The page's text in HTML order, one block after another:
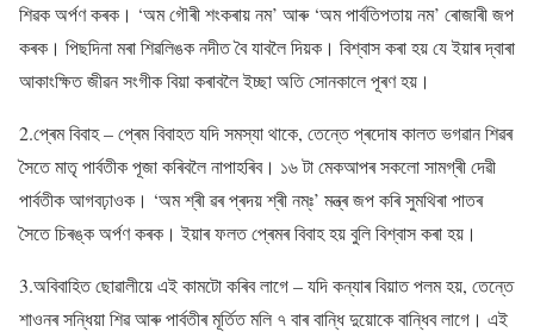
শিৱক অৰ্পণ কৰক। ‘অম গৌৰী শংকৰায় নম’ আৰু ‘অম পাৰ্বতিপতায় নম’ ৰোজাৰী জপ
কৰক। পিছদিনা মৰা শিৱলিঙক নদীত বৈ যাবলৈ দিয়ক। বিশ্বাস কৰা হয় যে ইয়াৰ দ্বাৰা
আকাংক্ষিত জীৱন সংগীক বিয়া কৰাবলৈ ইচ্ছা অতি সোনকালে পূৰণ হয়।
2.প্ৰেম বিবাহ – প্ৰেম বিবাহত যদি সমস্যা থাকে, তেন্তে প্ৰদোষ কালত ভগৱান শিৱৰ
সৈতে মাতৃ পাৰ্বতীক পূজা কৰিবলৈ নাপাহৰিব। ১৬ টা মেকআপৰ সকলো সামগ্ৰী দেৱী
পাৰ্বতীক আগবঢ়াওক। ‘অম শ্ৰী ৱৰ প্ৰদয় শ্ৰী নম্ঃ’ মন্ত্ৰ জপ কৰি সুমথিৰা পাতৰ
সৈতে চিৰঙ্ক অৰ্পণ কৰক। ইয়াৰ ফলত প্ৰেমৰ বিবাহ হয় বুলি বিশ্বাস কৰা হয়।
3.অবিবাহিত ছোৱালীয়ে এই কামটো কৰিব লাগে – যদি কন্যাৰ বিয়াত পলম হয়, তেন্তে
শাওনৰ সন্ধিয়া শিৱ আৰু পাৰ্বতীৰ মূৰ্তিত মলি ৭ বাৰ বান্ধি দুয়োকে বান্ধিব লাগে। এই